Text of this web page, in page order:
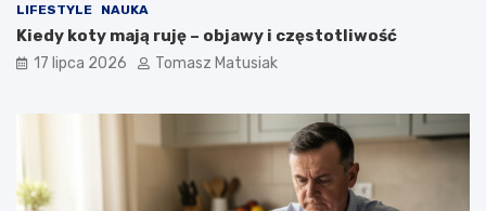
LIFESTYLE NAUKA
Kiedy koty mają ruję – objawy i częstotliwość
17 lipca 2026 Tomasz Matusiak